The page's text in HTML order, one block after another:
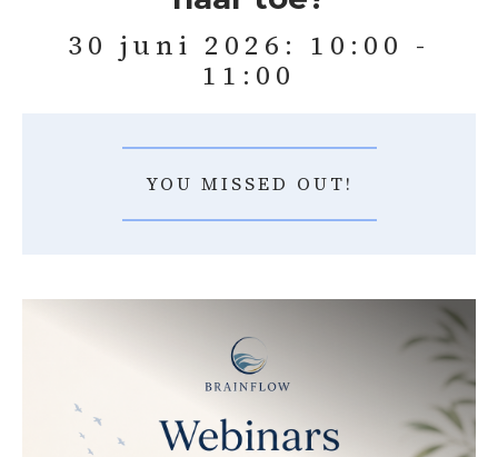
30 juni 2026: 10:00 -
11:00
YOU MISSED OUT!